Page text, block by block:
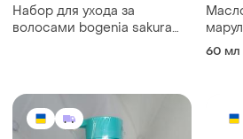
Набор для ухода за
волосами bogenia sakura
60 мл